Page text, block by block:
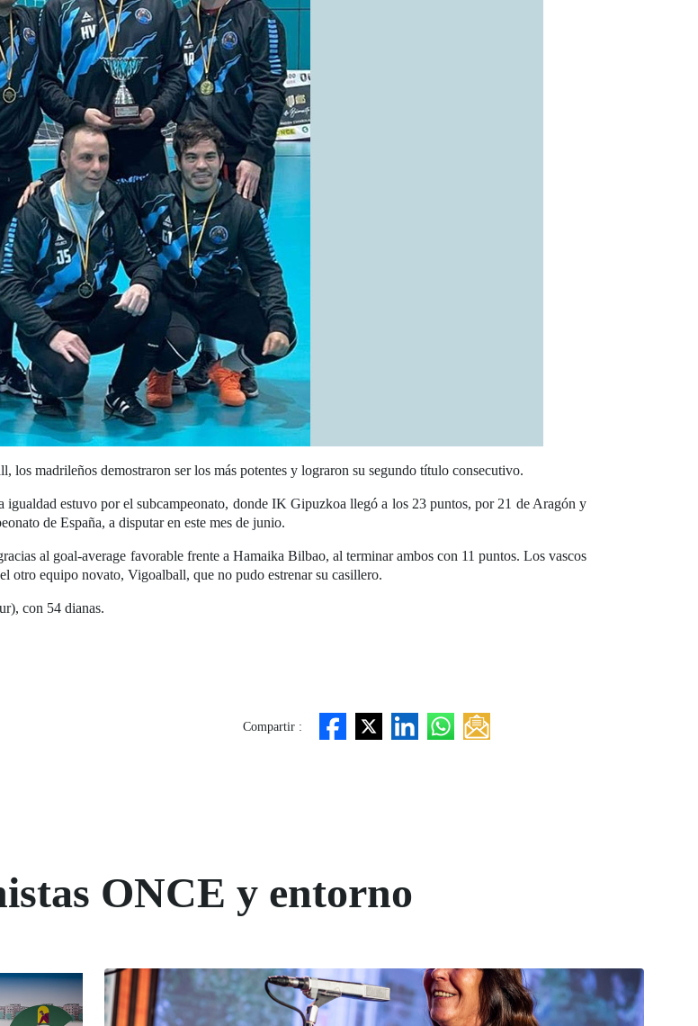
madrileños demostraron ser los más potentes y lograron su segundo título consecutivo.
estuvo por el subcampeonato, donde IK Gipuzkoa llegó a los 23 puntos, por 21 de Aragón y
de España, a disputar en este mes de junio.
al goal-average favorable frente a Hamaika Bilbao, al terminar ambos con 11 puntos. Los vascos
otro equipo novato, Vigoalball, que no pudo estrenar su casillero.
con 54 dianas.
Compartir :
ONCE y entorno